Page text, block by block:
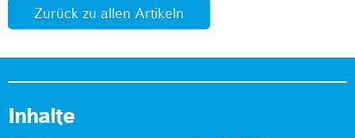
Zurück zu allen Artikeln
Inhalte